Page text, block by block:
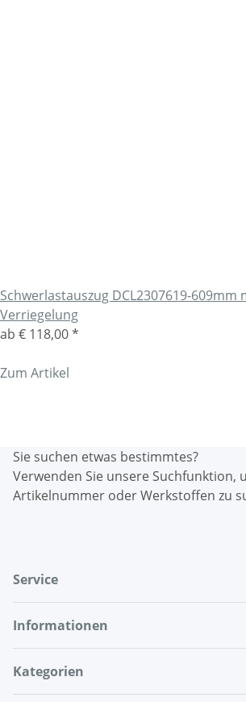
Schwerlastauszug DCL2307619-609mm
Verriegelung
ab € 118,00*
Zum Artikel
Sie suchen etwas bestimmtes?
Verwenden Sie unsere Suchfunktion,
Artikelnummer oder Werkstoffen zu
Service
Informationen
Kategorien